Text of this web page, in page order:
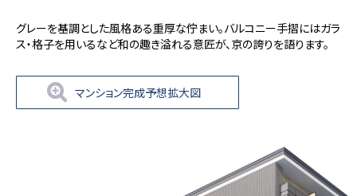
グレーを基調とした風格ある重厚な佇まい。バルコニー手摺にはガラ
ス・格子を用いるなど和の趣き溢れる意匠が、京の誇りを語ります。
マンション完成予想拡大図